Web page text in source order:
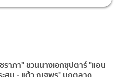
าภา" ชวนนางเอกซุปตาร์ "แอน